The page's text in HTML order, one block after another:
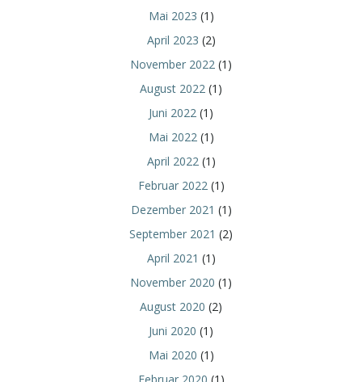
Mai 2023 (1)
April 2023 (2)
November 2022 (1)
August 2022 (1)
Juni 2022 (1)
Mai 2022(1)
April 2022(1)
Februar 2022(1)
Dezember 2021 (1)
September 2021 (2)
April 2021 (1)
November 2020 (1)
August 2020 (2)
Juni 2020 (1)
Mai 2020 (1)